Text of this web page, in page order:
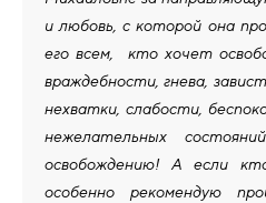
и любовь, с которой она
его всем, кто хочет
враждебности, гнева,
нехватки, слабости,
нежелательных
освобождению! А если
особенно рекомендую